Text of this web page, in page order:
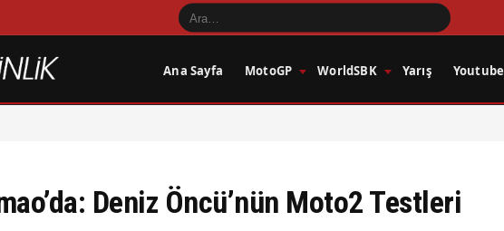
Ana Sayfa MotoGP WorldSBK Yarış Youtube
Deniz Öncü’nün Moto2 Testleri